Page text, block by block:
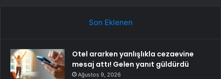
Son Eklenen
Otel ararken yanlışlıkla cezaevine
mesaj attı! Gelen yanıt güldürdü
Ağustos 9, 2026